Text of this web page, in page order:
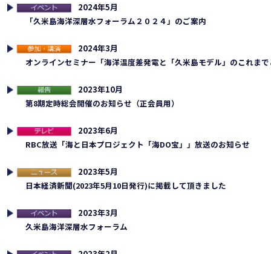
連イベント
2024年5月
「久米島海洋深層水フォーラム２０２４」のご案内
加・講演
2024年3月
オンラインセミナー「海洋温度差発電と「久米島モデル」のこれま
告
2023年10月
第8期定時総会開催のお知らせ（正会員用）
レビ
2023年6月
RBC放送「海と日本プロジェクト「海DO宝」」放送のお知らせ
ュース
2023年5月
日本経済新聞(2023年5月10日発行)に掲載して頂きました
連イベント
2023年3月
久米島海洋深層水フォーラム